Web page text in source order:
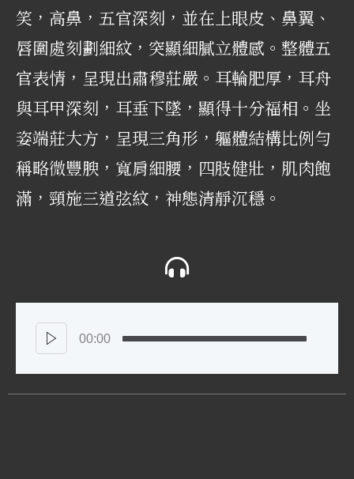
笑，高鼻，五官深刻，並在上眼皮、鼻翼、
唇圍處刻劃細紋，突顯細膩立體感。整體五
官表情，呈現出肅穆莊嚴。耳輪肥厚，耳舟
與耳甲深刻，耳垂下墜，顯得十分福相。坐
姿端莊大方，呈現三角形，軀體結構比例勻
稱略微豐腴，寬肩細腰，四肢健壯，肌肉飽
滿，頸施三道弦紋，神態清靜沉穩。
00:00